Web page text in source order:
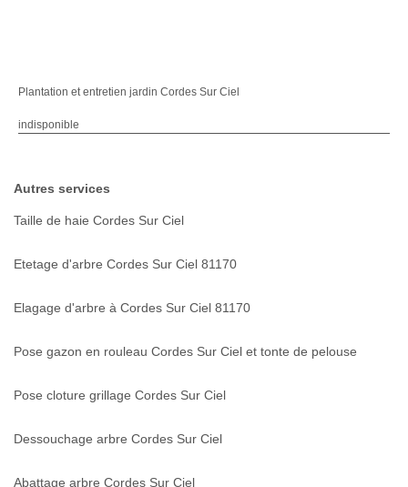
Plantation et entretien jardin Cordes Sur Ciel
indisponible
Autres services
Taille de haie Cordes Sur Ciel
Etetage d'arbre Cordes Sur Ciel 81170
Elagage d'arbre à Cordes Sur Ciel 81170
Pose gazon en rouleau Cordes Sur Ciel et tonte de pelouse
Pose cloture grillage Cordes Sur Ciel
Dessouchage arbre Cordes Sur Ciel
Abattage arbre Cordes Sur Ciel